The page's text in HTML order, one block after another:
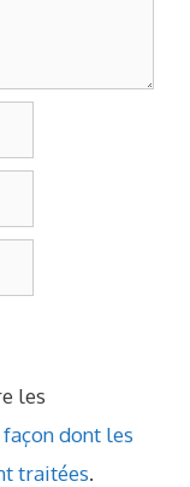
les
dont les
traitées.